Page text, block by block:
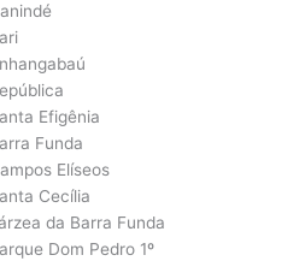
Efigênia
Funda
Elíseos
Cecília
da Barra Funda
Dom Pedro 1º